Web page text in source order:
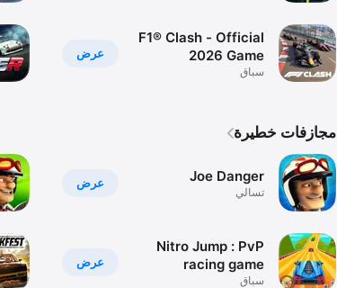
عرض
F1® Clash - Official
2026 Game
سباق
مجازفات خطيرة
عرض Joe Danger
تسالي
عرض
Nitro Jump : PvP
racing game
سباق